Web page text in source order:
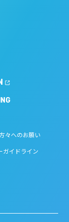
々へのお願い
ガイドライン